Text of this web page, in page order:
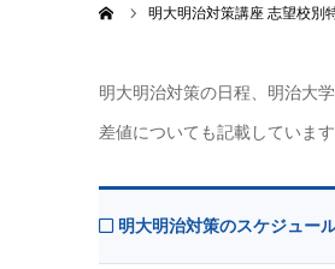
明大明治対策講座 志望校別
明大明治対策の日程、明治大
差値についても記載していま
明大明治対策のスケジュー